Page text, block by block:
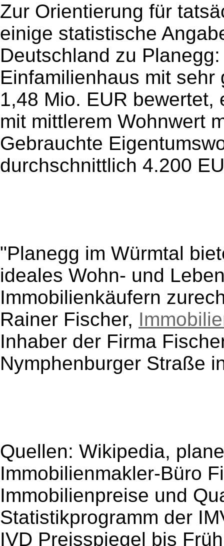
Zur Orientierung für
einige statistische
Deutschland zu
Einfamilienhaus mit
1,48 Mio. EUR bewertet,
mit mittlerem Wohnwert
Gebrauchte
durchschnittlich 4.200
"Planegg im Würmtal
ideales Wohn- und
Immobilienkäufern
Rainer Fischer,
Inhaber der Firma
Nymphenburger Straße
Quellen: Wikipedia,
Immobilienmakler-Büro
Immobilienpreise und
Statistikprogramm der
IVD Preisspiegel bis